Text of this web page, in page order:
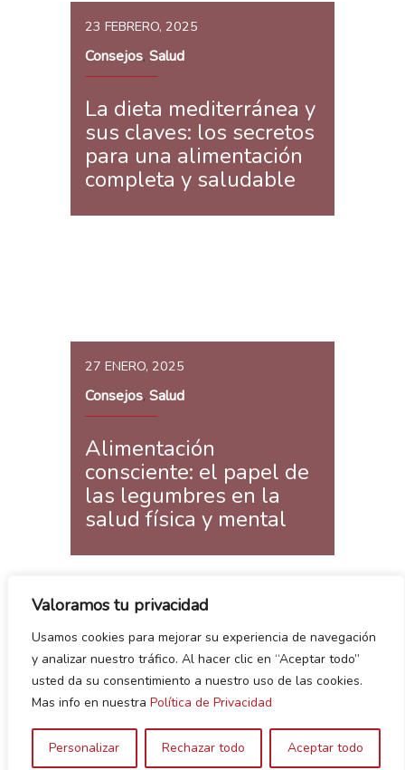
Valoramos tu privacidad
Usamos cookies para mejorar su experiencia de navegación
y analizar nuestro tráfico. Al hacer clic en “Aceptar todo”
usted da su consentimiento a nuestro uso de las cookies.
Mas info en nuestra Política de Privacidad
Personalizar Rechazar todo Aceptar todo
23 FEBRERO, 2025
Consejos,Salud
La dieta mediterránea y
sus claves: los secretos
para una alimentación
completa y saludable
27 ENERO, 2025
Consejos,Salud
Alimentación
consciente: el papel de
las legumbres en la
salud física y mental
Ver más